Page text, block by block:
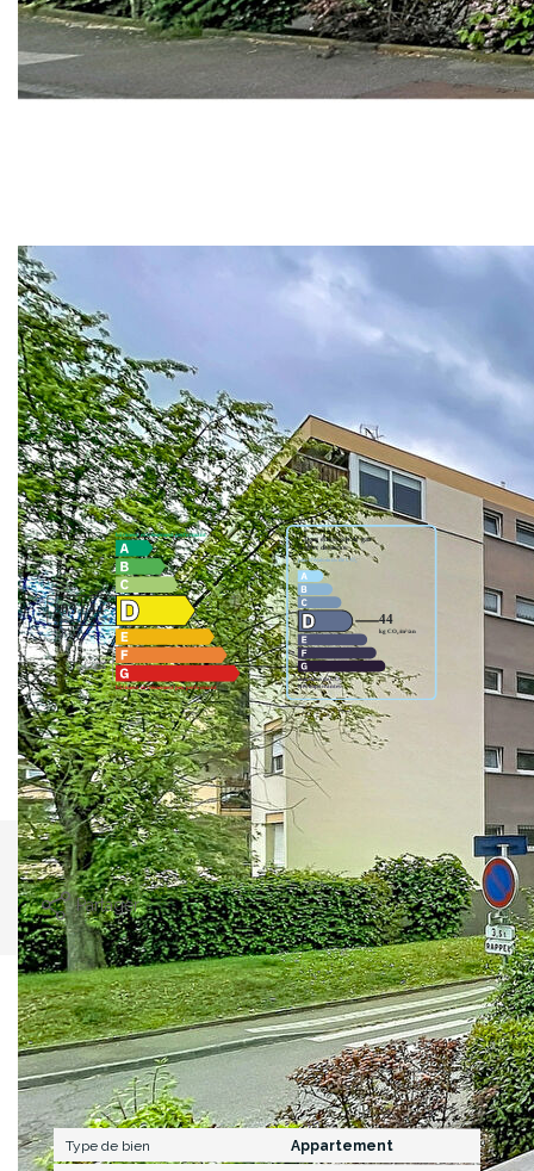
Ce qu'on aime ?
- la situation calme et résidentielle
- son exposition et le côté traversant permettant au
logement d'être bien lumineux
Retrouvez les informations complètes et la visite
virtuelle sur notre site internet.
** €203 000
TTC à la charge de l'acquéreur
Nos honoraires Nous contacter
Diagnostics énergétiques
Montant estimé des dépenses annuelles d'énergie pour un
usage standard entre 1480€ et 2040€. indexées aux
années 2021,2022 et 2023 (abonnement compris).
Imprimer
Partager
Caractéristiques détaillées
Général
Type de bien Appartement